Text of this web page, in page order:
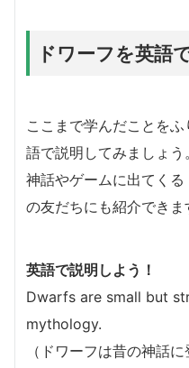
ドワーフを英語
ここまで学んだことを
語で説明してみましょう
神話やゲームに出てく
の友だちにも紹介できま
英語で説明しよう！
Dwarfs are small but
mythology.
（ドワーフは昔の神話